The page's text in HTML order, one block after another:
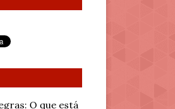
O que está